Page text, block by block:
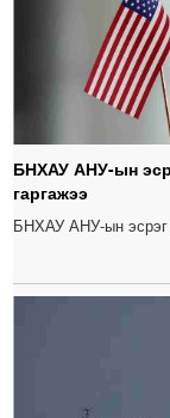
БНХАУ АНУ-ын
гаргажээ
БНХАУ АНУ-ын эсрэг